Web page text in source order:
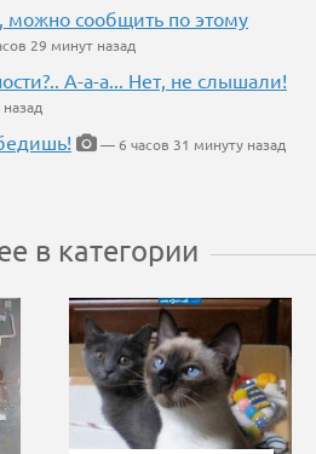
можно сообщить по этому
29 минут назад
А-а-а... Нет, не слышали!
— 6 часов 31 минуту назад
в категории